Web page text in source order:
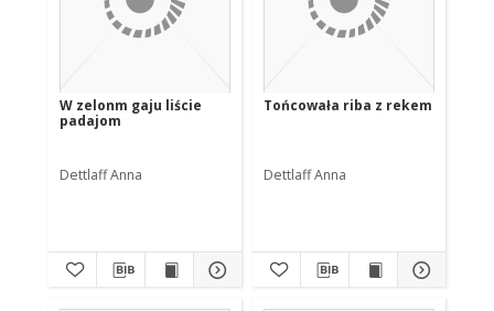
W zelonm gaju liście
padajom
Dettlaff Anna
Tońcowała riba z rekem
Dettlaff Anna